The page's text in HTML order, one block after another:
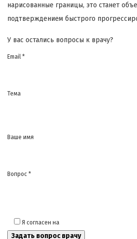
нарисованные границы, это станет
подтверждением быстрого
У вас остались вопросы к врачу?
Email *
Тема
Ваше имя
Вопрос *
Я согласен на